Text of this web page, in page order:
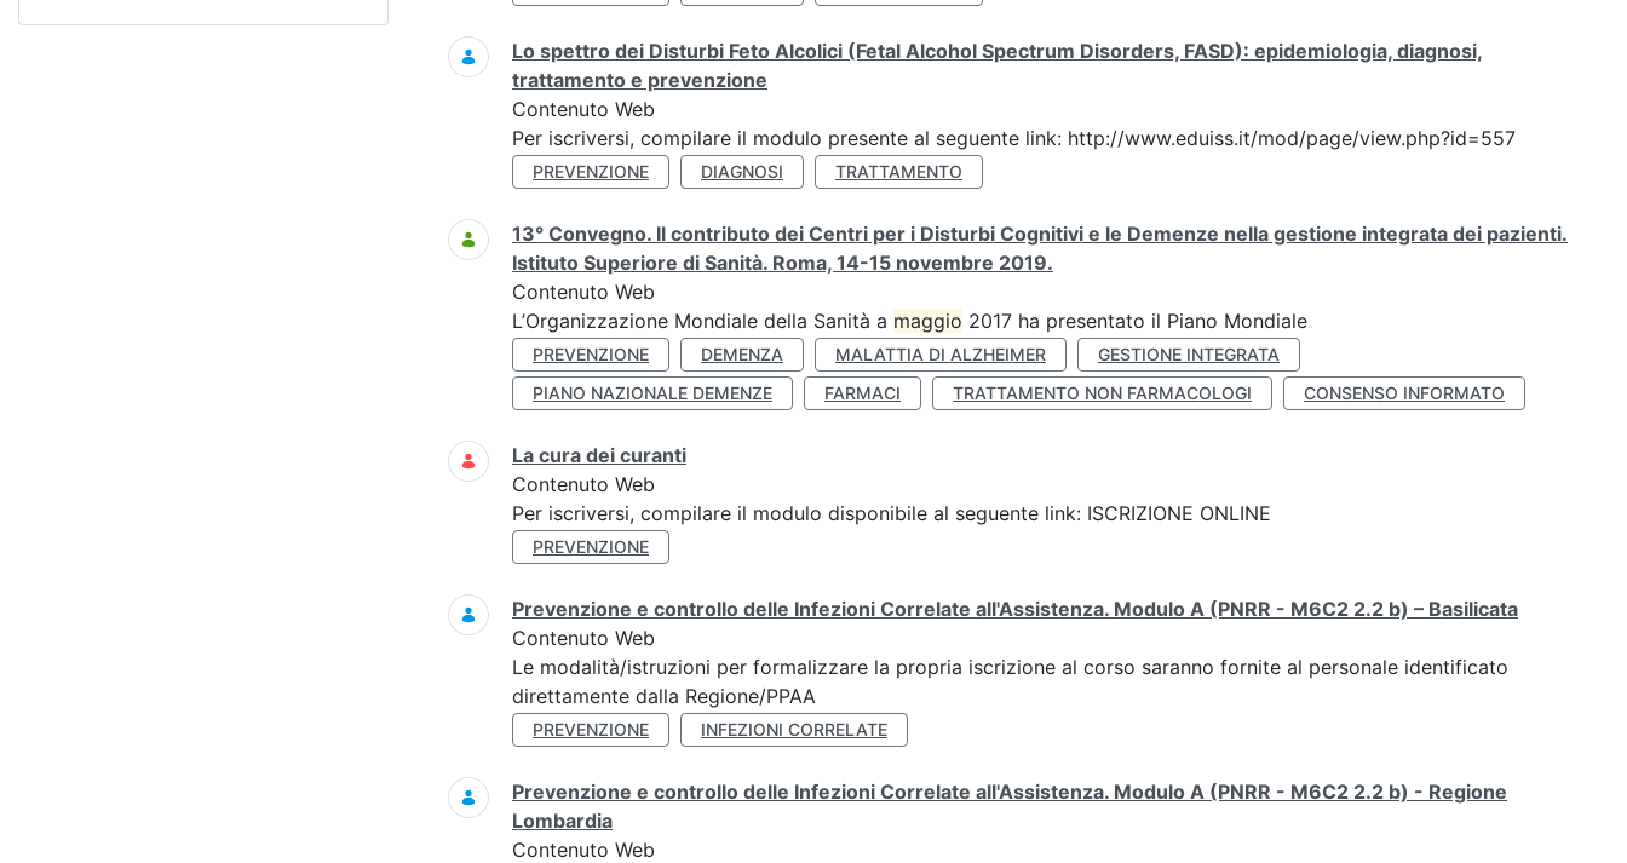
Lo spettro dei Disturbi Feto Alcolici (Fetal Alcohol Spectrum Disorders, FASD): epidemiologia, diagnosi,
trattamento e prevenzione
Contenuto Web
Per iscriversi, compilare il modulo presente al seguente link: http://www.eduiss.it/mod/page/view.php?id=557
PREVENZIONE DIAGNOSI TRATTAMENTO
13° Convegno. Il contributo dei Centri per i Disturbi Cognitivi e le Demenze nella gestione integrata dei pazienti.
Istituto Superiore di Sanità. Roma, 14-15 novembre 2019.
Contenuto Web
L’Organizzazione Mondiale della Sanità a maggio 2017 ha presentato il Piano Mondiale
PREVENZIONE DEMENZA MALATTIA DI ALZHEIMER
GESTIONE INTEGRATA
PIANO NAZIONALE DEMENZE
FARMACI TRATTAMENTO NON FARMACOLOGI CONSENSO INFORMATO
La cura dei curanti
Contenuto Web
Per iscriversi, compilare il modulo disponibile al seguente link: ISCRIZIONE ONLINE
PREVENZIONE
Prevenzione e controllo delle Infezioni Correlate all'Assistenza. Modulo A (PNRR - M6C2 2.2 b) – Basilicata
Contenuto Web
Le modalità/istruzioni per formalizzare la propria iscrizione al corso saranno fornite al personale identificato
direttamente dalla Regione/PPAA
PREVENZIONE INFEZIONI CORRELATE
Prevenzione e controllo delle Infezioni Correlate all'Assistenza. Modulo A (PNRR - M6C2 2.2 b) - Regione
Lombardia
Contenuto Web